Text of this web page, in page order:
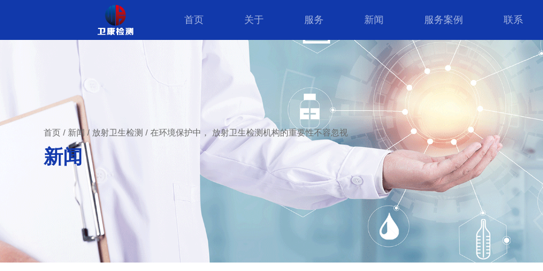
首页 关于 服务 新闻 服务案例 联系
首页 / 新闻 / 放射卫生检测 / 在环境保护中， 放射卫生检测机构的重要性不容忽视
新闻